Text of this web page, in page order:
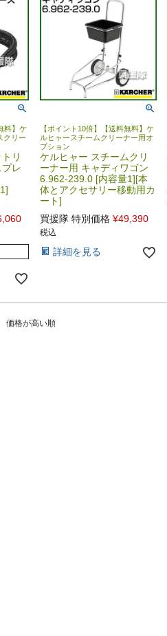
料】ケ
クリー
リ
レ
【ポイント10倍】【送料無料】ケ
ルヒャースチームクリーナー用オ
プション
ケルヒャー スチームクリ
ーナー用 キャディワゴン
6.962-239.0 [内容量1][本
体とアクセサリー移動用カ
ート]
買援隊 特別価格 ¥49,390
税込
詳細を見る
価格が高い順